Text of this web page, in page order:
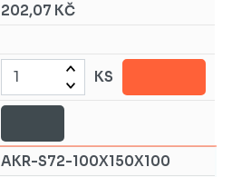
202,07 KČ
KS
AKR-S72-100X150X100